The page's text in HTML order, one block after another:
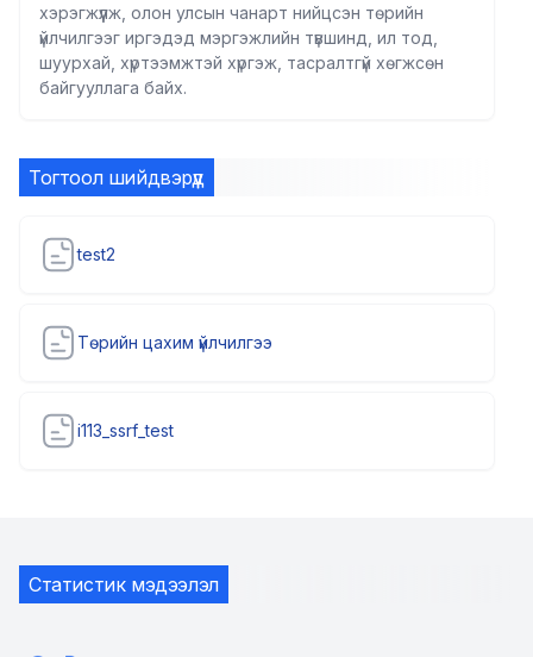
хэрэгжүүлж, олон улсын чанарт нийцсэн төрийн
үйлчилгээг иргэдэд мэргэжлийн түвшинд, ил тод,
шуурхай, хүртээмжтэй хүргэж, тасралтгүй хөгжсөн
байгууллага байх.
Тогтоол шийдвэрүүд
test2
Төрийн цахим үйлчилгээ
i113_ssrf_test
Статистик мэдээлэл